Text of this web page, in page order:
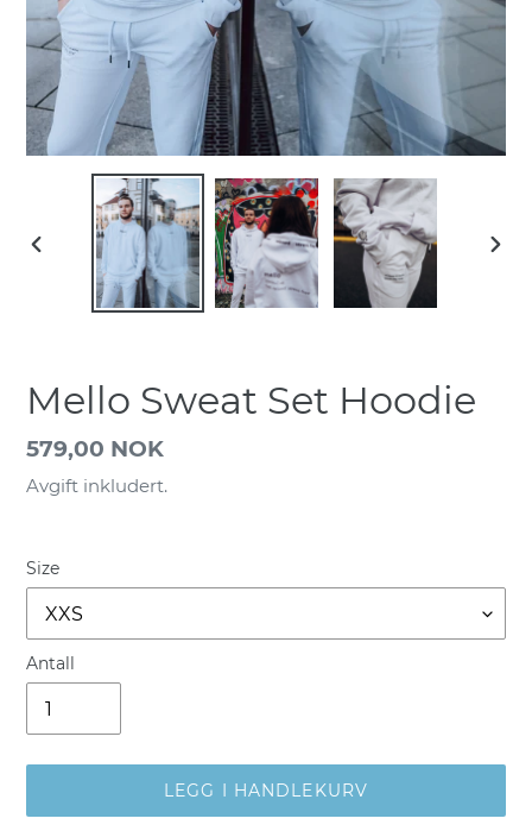
FORRIGE
LYSBILDE
Mello Sweat Set Hoodie
Vanlig
pris
579,00 NOK
Avgift inkludert.
Size
Antall
LEGG I HANDLEKURV